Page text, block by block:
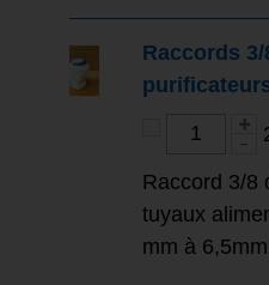
Raccords
Raccord 3/8
tuyaux
mm à